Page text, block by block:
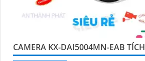
CAMERA KX-DAI5004MN-EAB